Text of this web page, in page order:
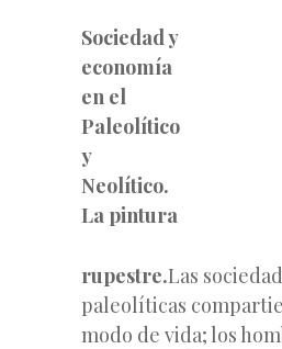
Sociedad y
economía
en el
Paleolítico
y
Neolítico.
La pintura
rupestre.Las
paleolíticas
modo de vida; los